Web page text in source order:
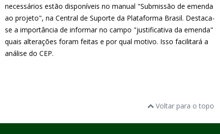
necessários estão disponíveis no manual "Submissão de emenda
ao projeto", na Central de Suporte da Plataforma Brasil. Destaca-
se a importância de informar no campo "justificativa da emenda"
quais alterações foram feitas e por qual motivo. Isso facilitará a
análise do CEP.
Voltar para o topo